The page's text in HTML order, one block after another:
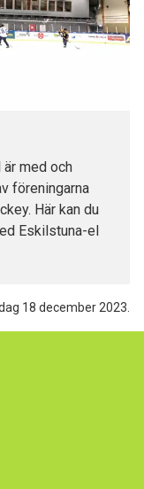
med och
föreningarna
Här kan du
Eskilstuna-el
18 december 2023.